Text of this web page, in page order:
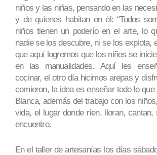
niños y las niñas, pensando en las
y de quienes habitan en él: “Todos
niños tienen un poderío en el arte, lo
nadie se los descubre, ni se los explota,
que aquí logremos que los niños se
en las manualidades. Aquí les
cocinar, el otro día hicimos arepas y
comieron, la idea es enseñar todo lo que
Blanca, además del trabajo con los
vida, el lugar donde ríen, lloran, cantan,
encuentro.
En el taller de artesanías los días